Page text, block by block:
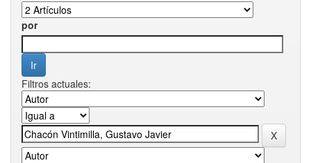
por
Filtros actuales: